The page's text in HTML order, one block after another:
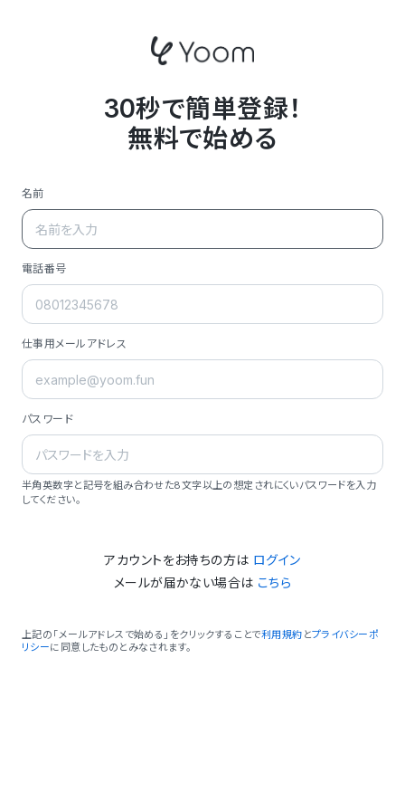
30秒で簡単登録！
無料で始める
名前
電話番号
仕事用メールアドレス
パスワード
半角英数字と記号を組み合わせた8文字以上の想定されにくいパスワードを入力
してください。
アカウントをお持ちの方は ログイン
メールが届かない場合は こちら
上記の「メールアドレスで始める」をクリックすることで利用規約 とプライバシーポ
リシーに同意したものとみなされます。